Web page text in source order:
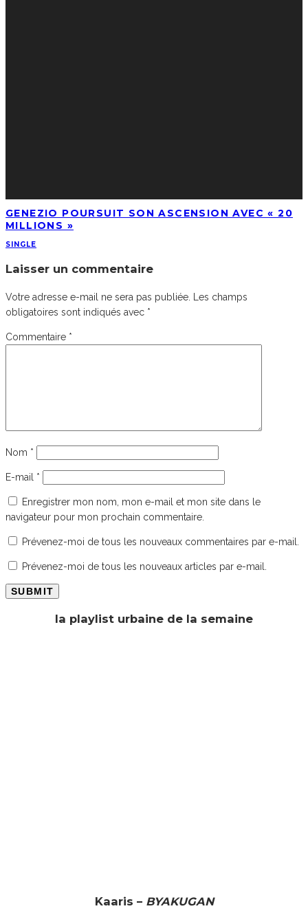
GENEZIO POURSUIT SON ASCENSION AVEC « 20
MILLIONS »
SINGLE
Laisser un commentaire
Votre adresse e-mail ne sera pas publiée.
Les champs
obligatoires sont indiqués avec *
Commentaire *
Nom *
E-mail *
Enregistrer mon nom, mon e-mail et mon site dans le
navigateur pour mon prochain commentaire.
Prévenez-moi de tous les nouveaux commentaires par e-mail.
Prévenez-moi de tous les nouveaux articles par e-mail.
la playlist urbaine de la semaine
Kaaris – BYAKUGAN